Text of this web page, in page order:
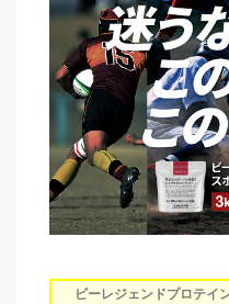
ビーレジェンドプロテイ